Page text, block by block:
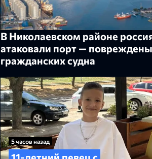
В Николаевском районе
атаковали порт —
гражданских судна
5 часов назад